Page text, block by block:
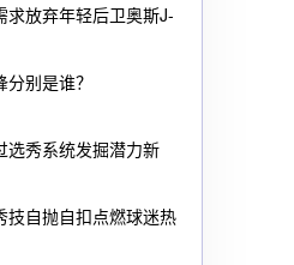
求放弃年轻后卫奥斯J-
别是谁？
选秀系统发掘潜力新
技自抛自扣点燃球迷热